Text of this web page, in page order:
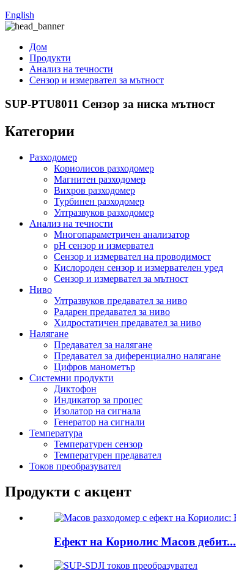
English
Дом
Продукти
Анализ на течности
Сензор и измервател за мътност
SUP-PTU8011 Сензор за ниска мътност
Категории
Разходомер
Кориолисов разходомер
Магнитен разходомер
Вихров разходомер
Турбинен разходомер
Ултразвуков разходомер
Анализ на течности
Многопараметричен анализатор
pH сензор и измервател
Сензор и измервател на проводимост
Кислороден сензор и измервателен уред
Сензор и измервател за мътност
Ниво
Ултразвуков предавател за ниво
Радарен предавател за ниво
Хидростатичен предавател за ниво
Налягане
Предавател за налягане
Предавател за диференциално налягане
Цифров манометър
Системни продукти
Диктофон
Индикатор за процес
Изолатор на сигнала
Генератор на сигнали
Температура
Температурен сензор
Температурен предавател
Токов преобразувател
Продукти с акцент
Ефект на Кориолис Масов дебит...